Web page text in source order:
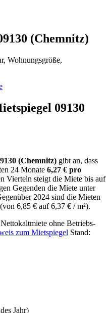
(Chemnitz)
Wohnungsgröße,
09130
(Chemnitz) gibt an, dass
24 Monate 6,27 € pro
Vierteln steigt die Miete bis auf
Gegenden die Miete unter
2024 sind die Mieten
6,85 € auf 6,37 € / m²).
ohne Betriebs-
zum Mietspiegel Stand:
Jahr)